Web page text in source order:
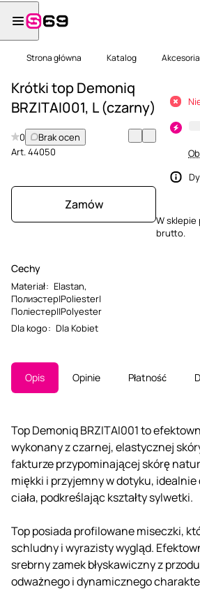
Strona główna Katalog
Krótki top Demoniq
BRZITAI001, L (czarny)
0
Brak ocen
Art.44050
Zamów
Cechy
Materiał: Elastan,
Полиэстер|Poliester|
Поліестер||Polyester
Dla kogo: Dla Kobiet
W
brutto.
Opis Opinie Płatność
Top Demoniq BRZITAI001 to
wykonany z czarnej, elastycznej
fakturze przypominającej skórę
miękki i przyjemny w dotyku,
ciała, podkreślając kształty sylwetki.
Top posiada profilowane miseczki,
schludny i wyrazisty wygląd.
srebrny zamek błyskawiczny z
odważnego i dynamicznego